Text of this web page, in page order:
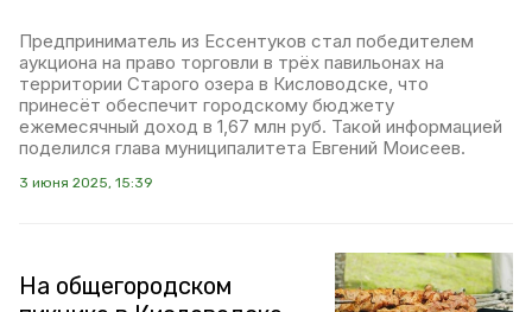
Предприниматель из Ессентуков стал победителем
аукциона на право торговли в трёх павильонах на
территории Старого озера в Кисловодске, что
принесёт обеспечит городскому бюджету
ежемесячный доход в 1,67 млн руб. Такой информацией
поделился глава муниципалитета Евгений Моисеев.
3 июня 2025, 15:39
На общегородском